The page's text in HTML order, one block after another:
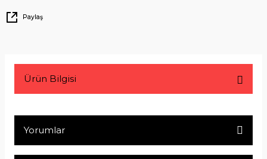
Paylaş
Ürün Bilgisi
Yorumlar